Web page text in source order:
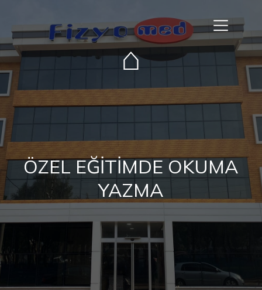
⌂
ÖZEL EĞİTİMDE OKUMA
YAZMA